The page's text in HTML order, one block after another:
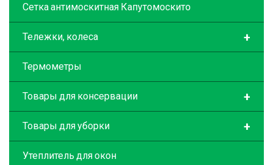
Сетка антимоскитная Капутомоскито
+
Тележки, колеса
Термометры
+
Товары для консервации
+
Товары для уборки
Утеплитель для окон